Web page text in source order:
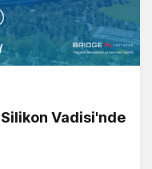
Vadisi'nde